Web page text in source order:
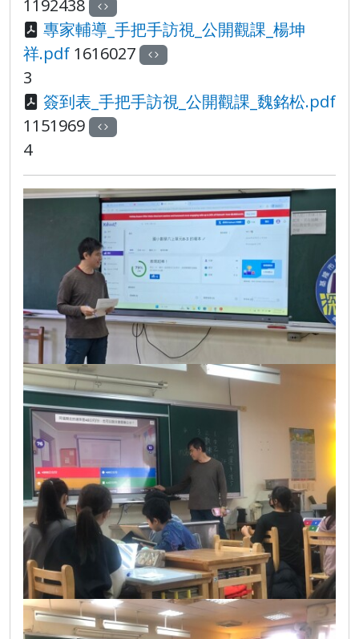
1192438
專家輔導_手把手訪視_公開觀課_楊坤
祥.pdf 1616027
3
簽到表_手把手訪視_公開觀課_魏銘松.pdf
1151969
4